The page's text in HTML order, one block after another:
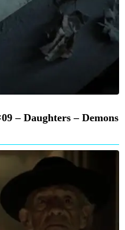
– Daughters – Demons